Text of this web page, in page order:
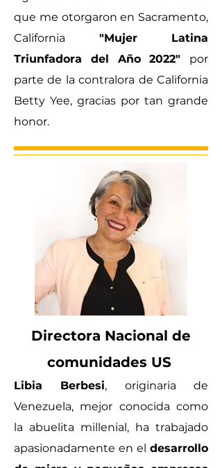
que me otorgaron en Sacramento,
California "Mujer Latina
Triunfadora del Año 2022" por
parte de la contralora de California
Betty Yee, gracias por tan grande
honor.
Directora Nacional de
comunidades US
Libia Berbesi, originaria de
Venezuela, mejor conocida como
la abuelita millenial, ha trabajado
apasionadamente en el desarrollo